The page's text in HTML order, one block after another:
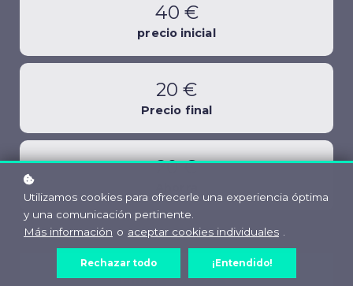
40 €
precio inicial
20 €
Precio final
20 €
Entrar 40 € 20 €
Utilizamos cookies para ofrecerle una experiencia óptima
y una comunicación pertinente.
Más información o aceptar cookies individuales
Rechazar todo ¡Entendido!